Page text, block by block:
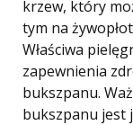
krzew, który
tym na
Właściwa
zapewnienia
bukszpanu.
bukszpanu jest